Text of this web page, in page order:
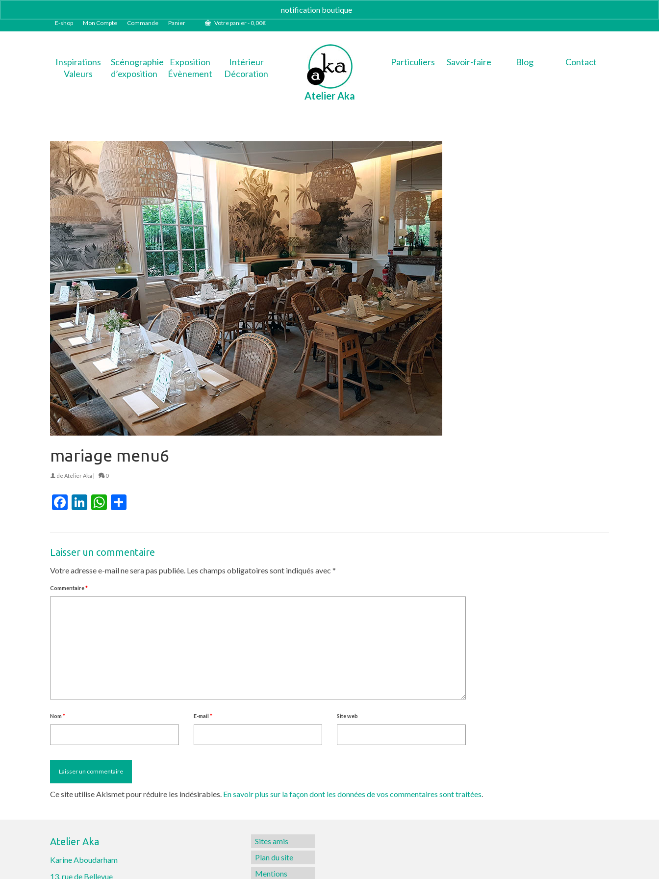
notification boutique
E-shop Mon Compte Commande Panier Votre panier-0,00€
Inspirations
Valeurs
Scénographie
d’exposition
Exposition
Évènement
Intérieur
Décoration
Atelier Aka
Particuliers Savoir-faire Blog Contact
mariage menu6
de Atelier Aka | 0
Facebook
LinkedIn
WhatsApp
Laisser un commentaire
Votre adresse e-mail ne sera pas publiée. Les champs obligatoires sont indiqués avec *
Commentaire*
Nom * E-mail * Site web
Ce site utilise Akismet pour réduire les indésirables. En savoir plus sur la façon dont les données de vos commentaires sont traitées.
Atelier Aka
Karine Aboudarham
13, rue de Bellevue
Sites amis
Plan du site
Mentions